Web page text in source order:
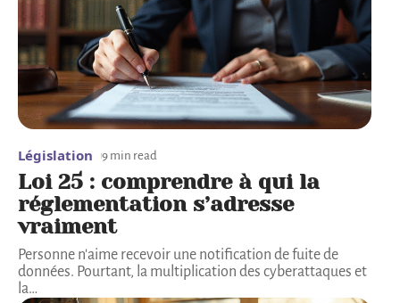
Législation 9 min read
Loi 25 : comprendre à qui la
réglementation s’adresse
vraiment
Personne n'aime recevoir une notification de fuite de
données. Pourtant, la multiplication des cyberattaques et
la…